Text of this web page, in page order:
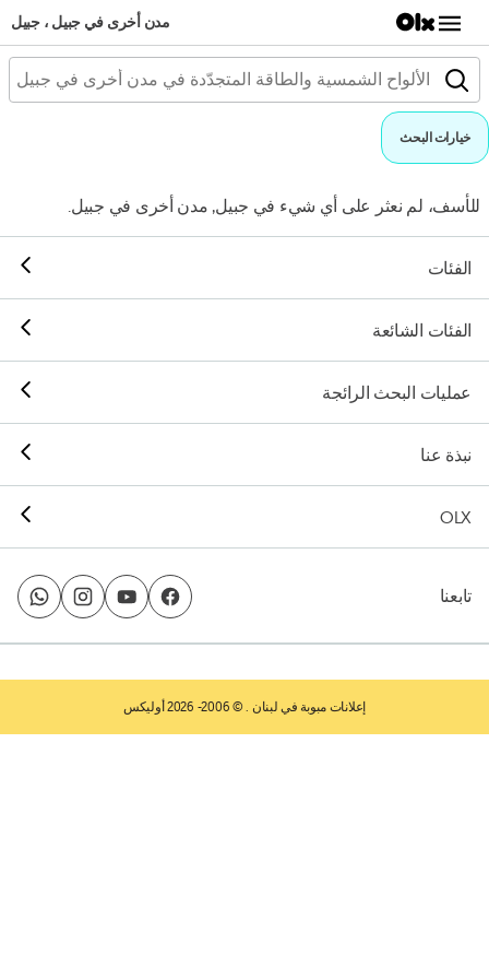
مدن أخرى في جبيل ، جبيل
خيارات البحث
للأسف، لم نعثر على أي شيء في جبيل, مدن أخرى في جبيل.
الفئات
الفئات الشائعة
عمليات البحث الرائجة
نبذة عنا
OLX
تابعنا
إعلانات مبوبة في لبنان . © 2006- 2026 أوليكس